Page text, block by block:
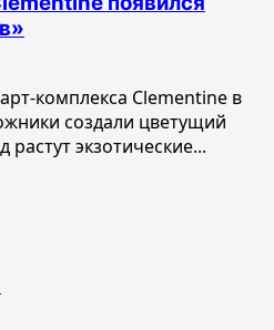
комплекса Clementine в
создали цветущий
растут экзотические...